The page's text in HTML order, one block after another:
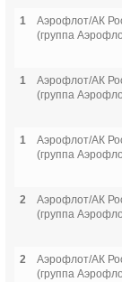
1
Аэрофлот/АК
(группа
1
Аэрофлот/АК
(группа
1
Аэрофлот/АК
(группа
2
Аэрофлот/АК
(группа
2
Аэрофлот/АК
(группа